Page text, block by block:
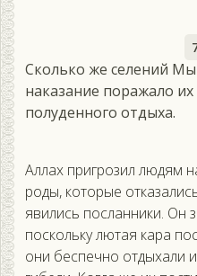
Сколько же селений
наказание поражало
полуденного отдыха.
Ал­лах приг­ро­зил лю­дям
роды, ко­торые
яви­лись пос­ланни­ки. Он
пос­коль­ку лю­тая ка­ра
они бес­печно